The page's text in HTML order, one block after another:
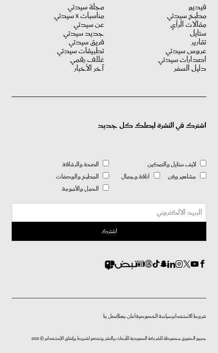
فيديو
مطبخ سيدتي
مقالات الرأي
ستايل
تقارير
عروس سيدتي
اصدارات سيدتي
دليل السفر
مجلة سيدتي
مناسبات X سيدتي
عن سيدتي
جديد سيدتي
فريق سيدتي
تطبيقات سيدتي
غلاف رقمي
آخر الأخبار
اشترك في النشرة ليصلك كل جديد
لايف ستايل والتمكين
مشاهير وفن
أناقة وجمال
الصحة والرشاقة
المطبخ والوصفات
الحمل والأمومة
شروط الاستخدامسياسة الخصوصيةأعلن معناإتصل بنا
جميع الحقوق محفوظة للشركة السعودية للأبحاث والنشر وتخضع لشروط وإتفاق الإستخدام © 2026